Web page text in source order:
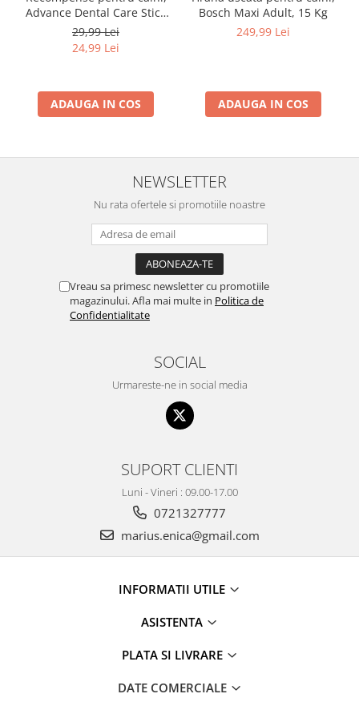
Advance Dental Care Stick
Medium/Maxi, 180g
29,99 Lei
24,99 Lei
ADAUGA IN COS
Bosch Maxi Adult, 15 Kg
249,99 Lei
ADAUGA IN COS
NEWSLETTER
Nu rata ofertele si promotiile noastre
Vreau sa primesc newsletter cu promotiile
magazinului. Afla mai multe in Politica de
Confidentialitate
SOCIAL
Urmareste-ne in social media
SUPORT CLIENTI
Luni - Vineri : 09.00-17.00
0721327777
marius.enica@gmail.com
INFORMATII UTILE
ASISTENTA
PLATA SI LIVRARE
DATE COMERCIALE